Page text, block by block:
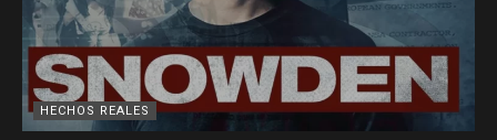
HECHOS REALES